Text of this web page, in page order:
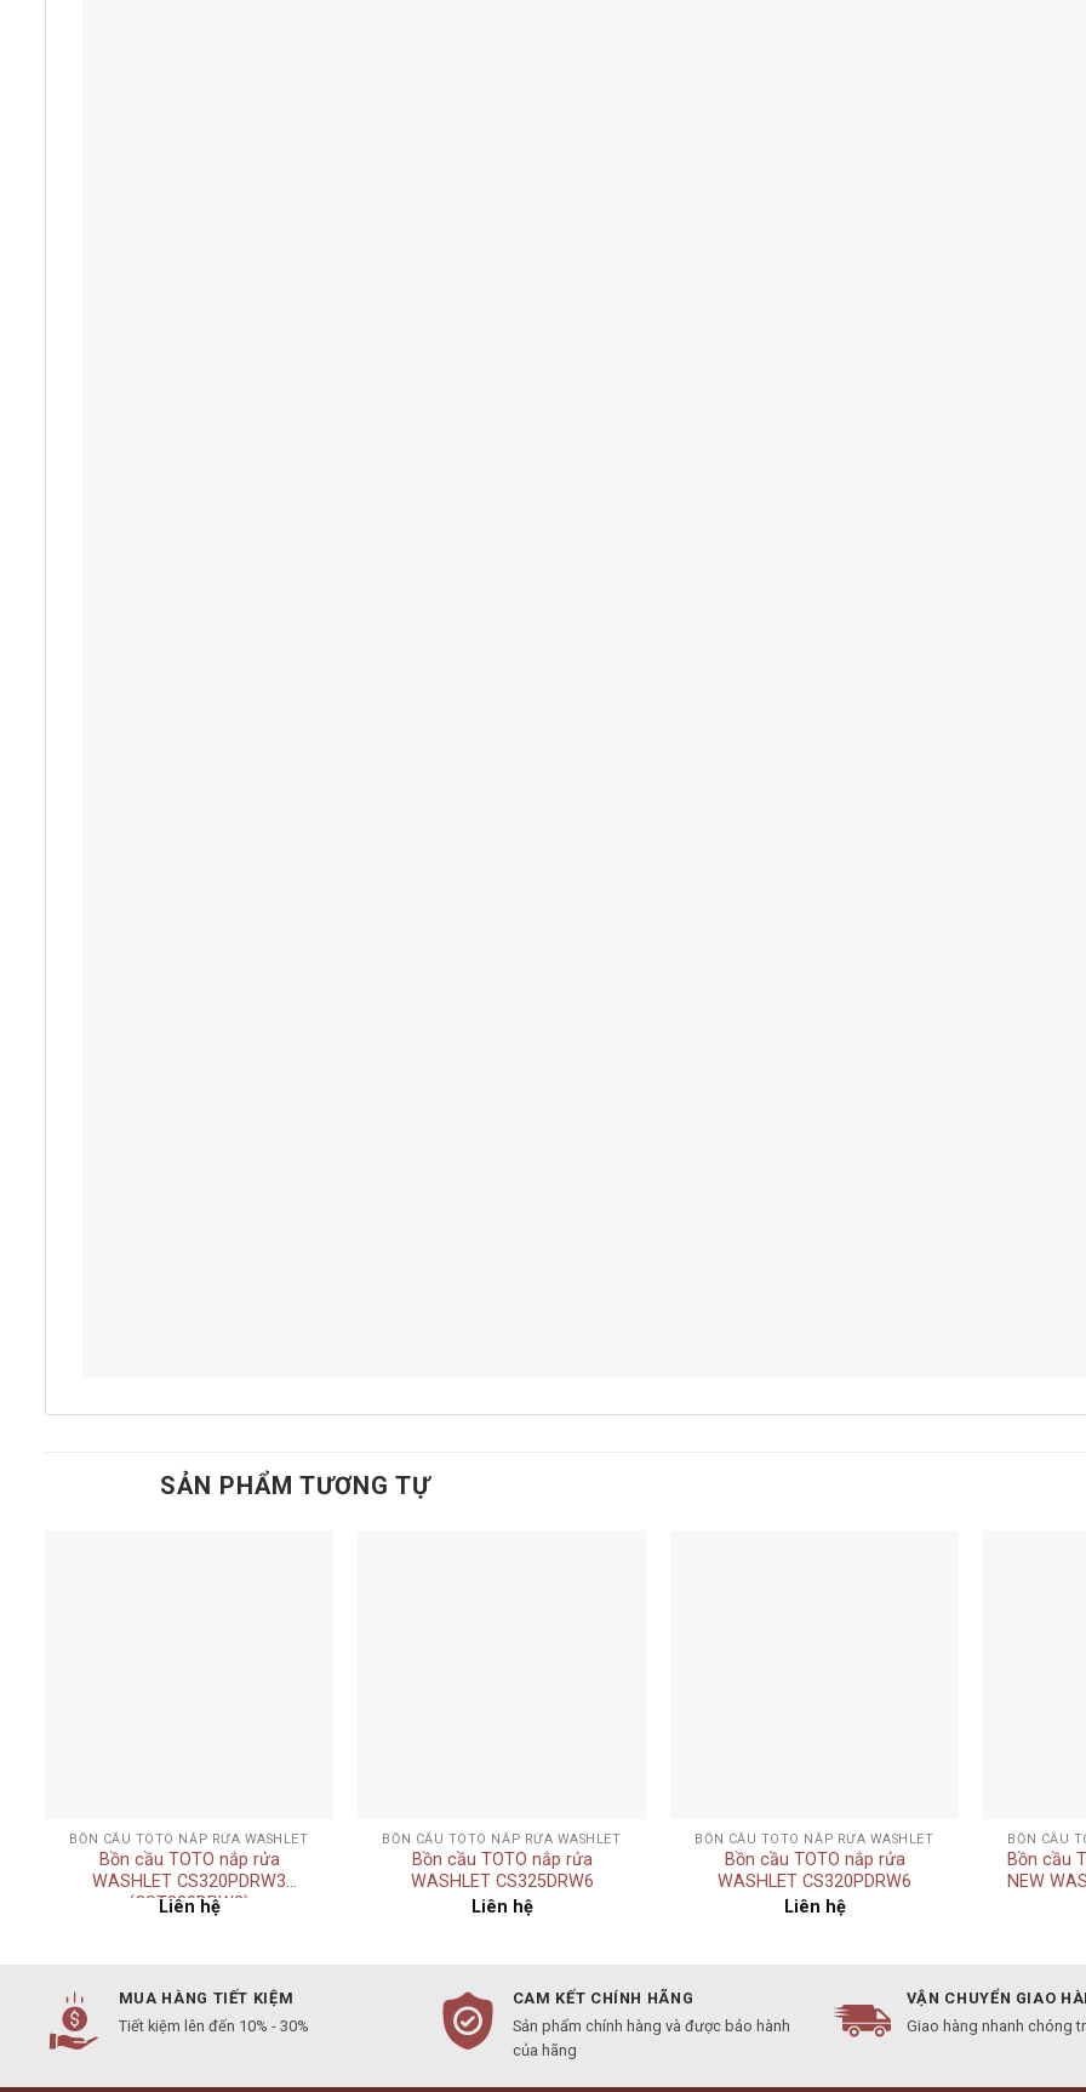
SẢN PHẨM TƯƠNG TỰ
BỒN CẦU TOTO NẮP RỬA WASHLET
Bồn cầu TOTO nắp rửa
WASHLET CS320PDRW3
(CST320DPW3)
Liên hệ
BỒN CẦU TOTO NẮP RỬA WASHLET
Bồn cầu TOTO nắp rửa
WASHLET CS325DRW6
Liên hệ
BỒN CẦU TOTO NẮP RỬA WASHLET
Bồn cầu TOTO nắp rửa
WASHLET CS320PDRW6
Liên hệ
BỒN CẦU
Bồn cầu
NEW
MUA HÀNG TIẾT KIỆM
Tiết kiệm lên đến 10% - 30%
CAM KẾT CHÍNH HÃNG
Sản phẩm chính hàng và được bảo hành
của hãng
VẬN CHUYỂN GIAO
Giao hàng nhanh chóng